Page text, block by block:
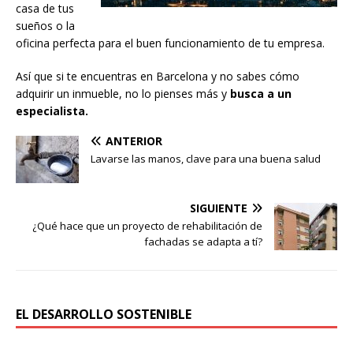
casa de tus
sueños o la
oficina perfecta para el buen funcionamiento de tu empresa.
Así que si te encuentras en Barcelona y no sabes cómo
adquirir un inmueble, no lo pienses más y busca a un
especialista.
ANTERIOR
Lavarse las manos, clave para una buena salud
SIGUIENTE
¿Qué hace que un proyecto de rehabilitación de
fachadas se adapta a tí?
EL DESARROLLO SOSTENIBLE